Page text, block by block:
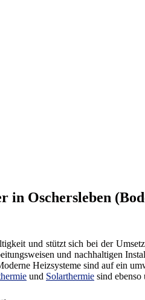
in Oschersleben
und stützt sich bei der
und nachhaltigen
Heizsysteme sind auf ein
und Solarthermie sind